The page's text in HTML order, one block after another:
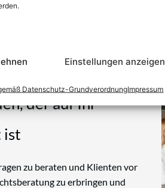
Einstellungen anzeigen
Datenschutz-GrundverordnungImpressum
der auf Ihr
ist
zu beraten und Klienten vor
zu erbringen und